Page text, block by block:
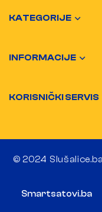
KATEGORIJE
INFORMACIJE
KORISNIČKI SERVIS
© 2024
Smartsatovi.ba